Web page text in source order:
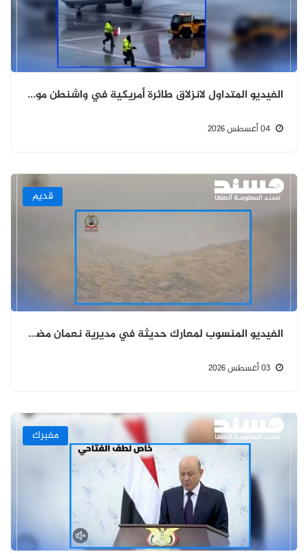
الفيديو المتداول لانزلاق طائرة أمريكية في واشنطن مولّد بتقنيات الذكاء الاصطناعي
قديم
الفيديو المنسوب لمعارك حديثة في مديرية نعمان مضلل ويعود إلى عام 2018
مفبرك